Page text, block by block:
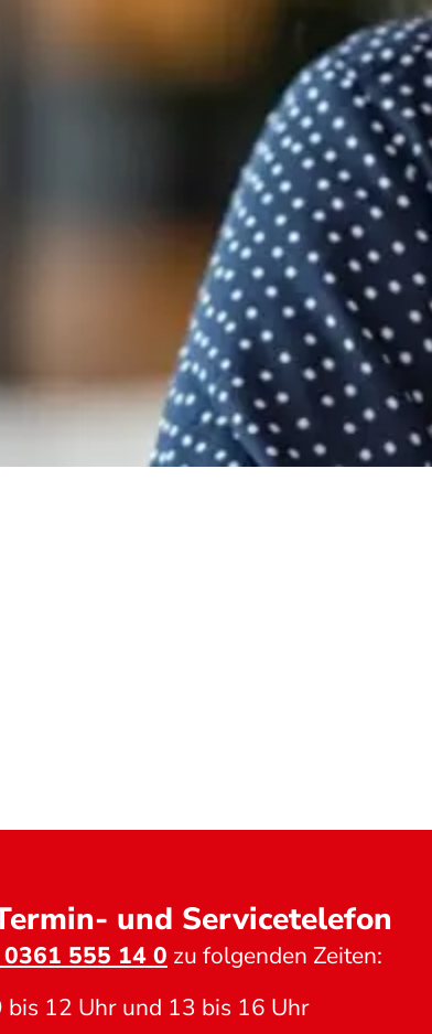
und Servicetelefon
0361 555 14 0 zu folgenden Zeiten:
12 Uhr und 13 bis 16 Uhr